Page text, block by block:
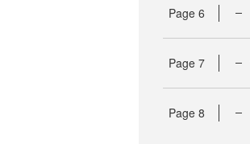
Page 6
Page 7
Page 8